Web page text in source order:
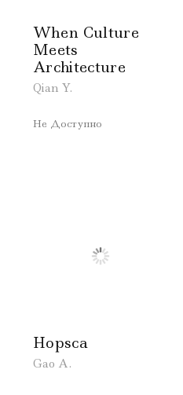
When Culture
Meets
Architecture
Qian Y.
Не Доступно
Hopsca
Gao A.